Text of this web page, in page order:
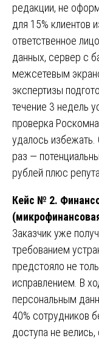
редакции, не
для 15% клиентов
ответственное
данных, сервер с
межсетевым
экспертизы
течение 3 недель
проверка
удалось избежать.
раз —
рублей плюс
Кейс № 2.
Заказчик уже
требованием
предстояло не
исправлением. В
персональным
40% сотрудников
доступа не